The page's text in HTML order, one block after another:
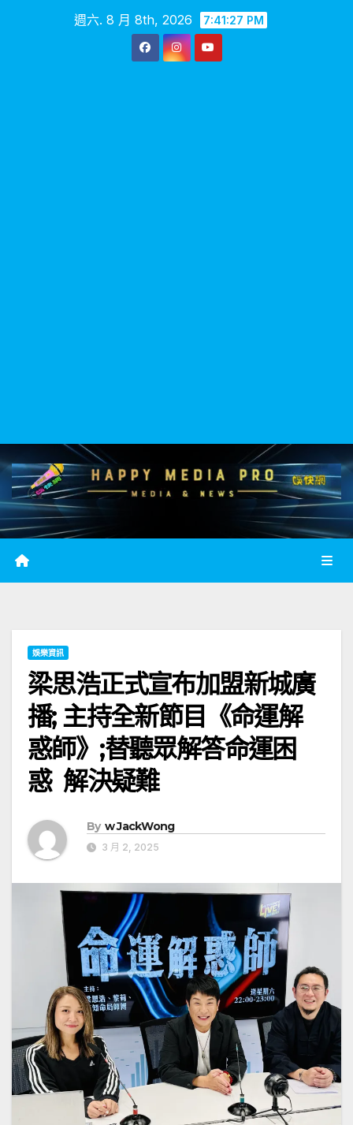
週六. 8 月 8th, 2026 7:41:27 PM
娛樂資訊
梁思浩正式宣布加盟新城廣
播; 主持全新節目《命運解
惑師》;替聽眾解答命運困
惑 解決疑難
By w JackWong
3 月 2, 2025